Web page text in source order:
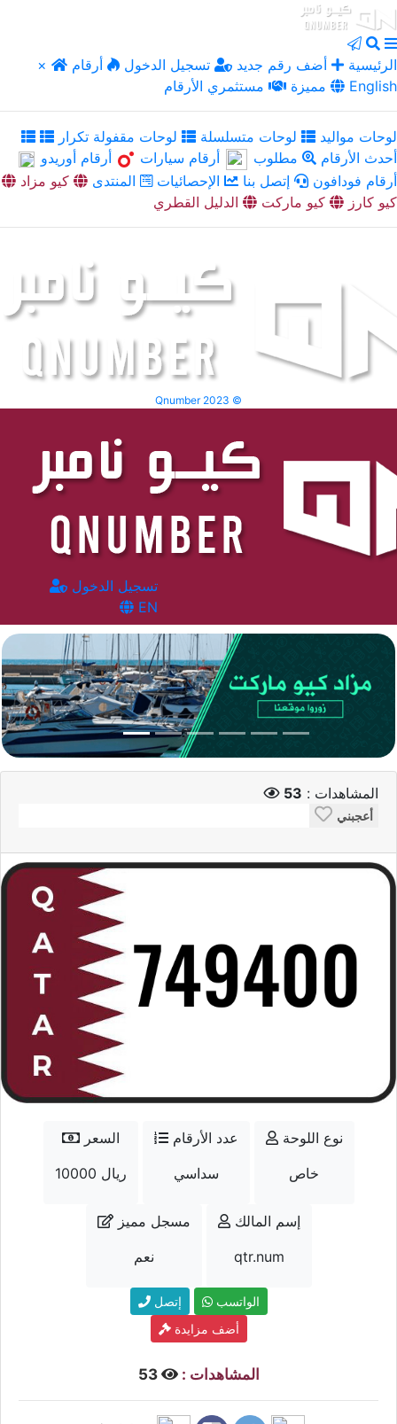
× الرئيسية أضف رقم جديد تسجيل الدخول
أرقام
مميزة
مستثمري الأرقام English
لوحات مواليد لوحات متسلسلة
لوحات مقفولة تكرار
أحدث الأرقام
مطلوب أرقام سيارات
أرقام أوريدو
أرقام فودافون
إتصل بنا الإحصائيات المنتدى
كيو مزاد
كيو كارز
كيو ماركت الدليل القطري
Qnumber 2023 ©
تسجيل الدخول
EN